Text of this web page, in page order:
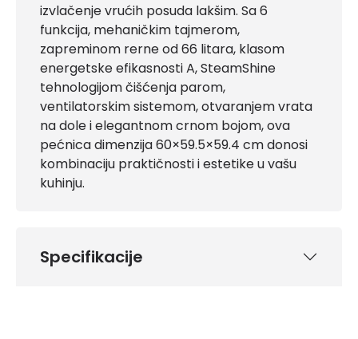
izvlačenje vrućih posuda lakšim. Sa 6
funkcija, mehaničkim tajmerom,
zapreminom rerne od 66 litara, klasom
energetske efikasnosti A, SteamShine
tehnologijom čišćenja parom,
ventilatorskim sistemom, otvaranjem vrata
na dole i elegantnom crnom bojom, ova
pećnica dimenzija 60×59.5×59.4 cm donosi
kombinaciju praktičnosti i estetike u vašu
kuhinju.
Specifikacije